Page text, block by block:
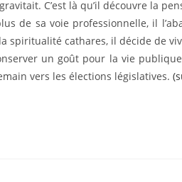
C’est là qu’il découvre la
de sa voie professionnelle, il
spiritualité cathares, il décide de
un goût pour la vie
vers les élections législatives.